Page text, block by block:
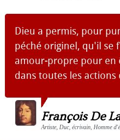
Dieu a permis, pour
péché originel, qu'il se
amour-propre pour en
dans toutes les actions
François De
Artiste, Duc, écrivain, Homme